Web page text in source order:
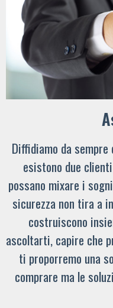
Diffidiamo da
esistono due
possano mixare i
sicurezza non tira a
costruiscono
ascoltarti, capire che
ti proporremo una
comprare ma le